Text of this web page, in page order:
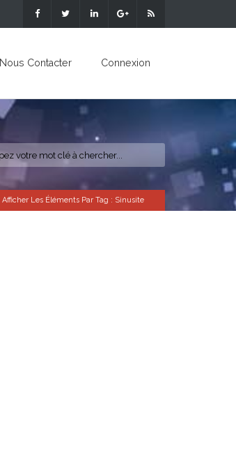
Nous Contacter Connexion
Afficher Les Éléments Par Tag : Sinusite